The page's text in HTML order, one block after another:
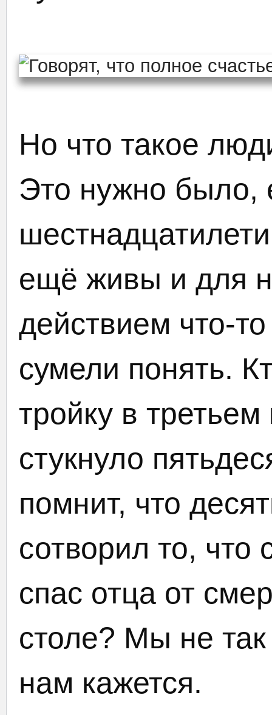
Но что такое
Это нужно было,
ещё живы и для
действием что-
сумели понять.
тройку в третьем
стукнуло
помнит, что
сотворил то, что
спас отца от
столе? Мы не
нам кажется.